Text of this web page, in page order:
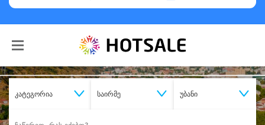
კატეგორია საირმე უბანი